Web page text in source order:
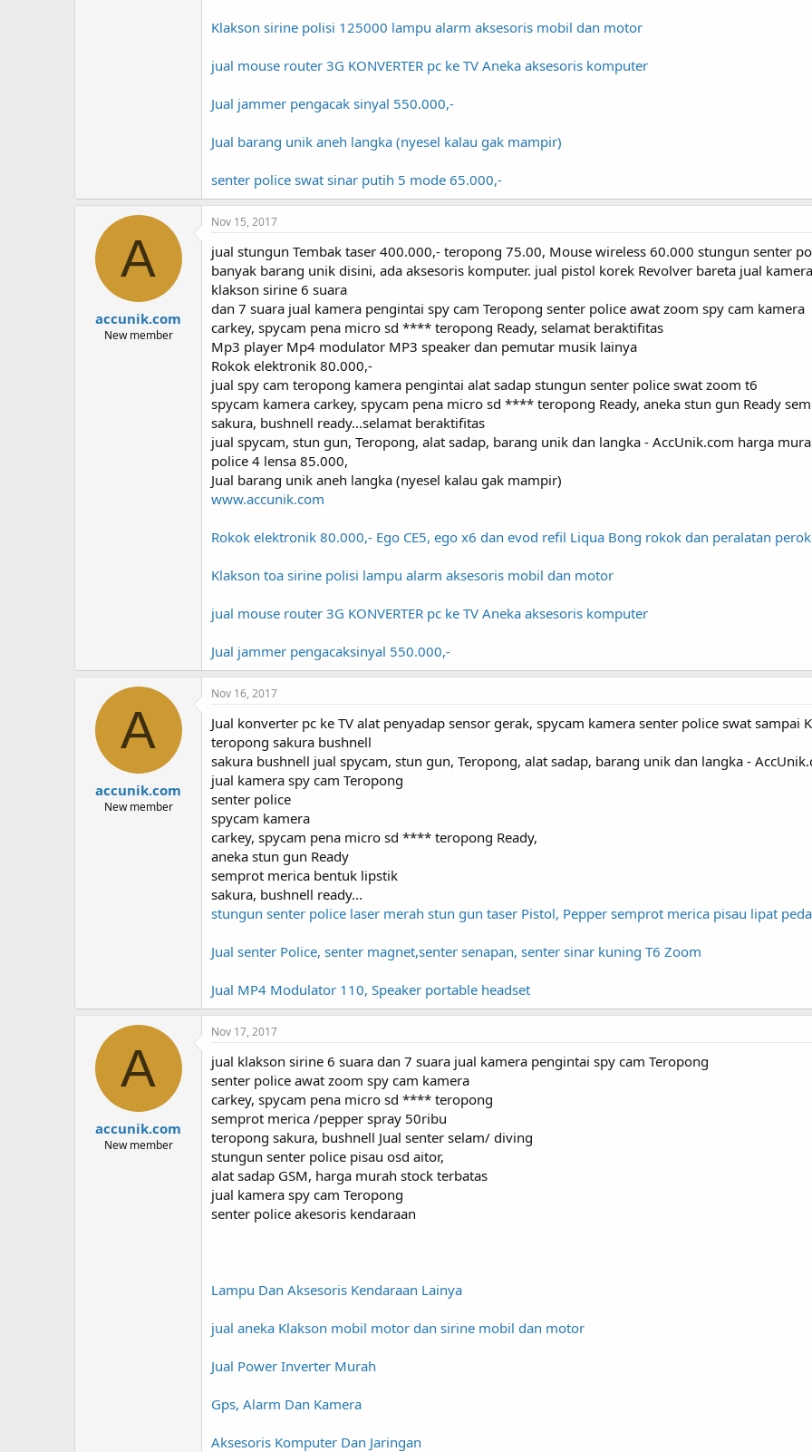
Klakson sirine polisi 125000 lampu alarm aksesoris mobil dan motor
jual mouse router 3G KONVERTER pc ke TV Aneka aksesoris komputer
Jual jammer pengacak sinyal 550.000,-
Jual barang unik aneh langka (nyesel kalau gak mampir)
senter police swat sinar putih 5 mode 65.000,-
A
accunik.com
New member
Nov 15, 2017
jual stungun Tembak taser 400.000,- teropong 75.00, Mouse wireless 60.000 stungun senter
banyak barang unik disini, ada aksesoris komputer. jual pistol korek Revolver bareta jual
klakson sirine 6 suara
dan 7 suara jual kamera pengintai spy cam Teropong senter police awat zoom spy cam kamera
carkey, spycam pena micro sd **** teropong Ready, selamat beraktifitas
Mp3 player Mp4 modulator MP3 speaker dan pemutar musik lainya
Rokok elektronik 80.000,-
jual spy cam teropong kamera pengintai alat sadap stungun senter police swat zoom t6
spycam kamera carkey, spycam pena micro sd **** teropong Ready, aneka stun gun Ready
sakura, bushnell ready...selamat beraktifitas
jual spycam, stun gun, Teropong, alat sadap, barang unik dan langka - AccUnik.com harga
police 4 lensa 85.000,
Jual barang unik aneh langka (nyesel kalau gak mampir)
www.accunik.com
Rokok elektronik 80.000,- Ego CE5, ego x6 dan evod refil Liqua Bong rokok dan peralatan
Klakson toa sirine polisi lampu alarm aksesoris mobil dan motor
jual mouse router 3G KONVERTER pc ke TV Aneka aksesoris komputer
Jual jammer pengacaksinyal 550.000,-
A
accunik.com
New member
Nov 16, 2017
Jual konverter pc ke TV alat penyadap sensor gerak, spycam kamera senter police swat sampai
teropong sakura bushnell
sakura bushnell jual spycam, stun gun, Teropong, alat sadap, barang unik dan langka -
jual kamera spy cam Teropong
senter police
spycam kamera
carkey, spycam pena micro sd **** teropong Ready,
aneka stun gun Ready
semprot merica bentuk lipstik
sakura, bushnell ready...
stungun senter police laser merah stun gun taser Pistol, Pepper semprot merica pisau lipat
Jual senter Police, senter magnet,senter senapan, senter sinar kuning T6 Zoom
Jual MP4 Modulator 110, Speaker portable headset
A
accunik.com
New member
Nov 17, 2017
jual klakson sirine 6 suara dan 7 suara jual kamera pengintai spy cam Teropong
senter police awat zoom spy cam kamera
carkey, spycam pena micro sd **** teropong
semprot merica /pepper spray 50ribu
teropong sakura, bushnell Jual senter selam/ diving
stungun senter police pisau osd aitor,
alat sadap GSM, harga murah stock terbatas
jual kamera spy cam Teropong
senter police akesoris kendaraan
Lampu Dan Aksesoris Kendaraan Lainya
jual aneka Klakson mobil motor dan sirine mobil dan motor
Jual Power Inverter Murah
Gps, Alarm Dan Kamera
Aksesoris Komputer Dan Jaringan